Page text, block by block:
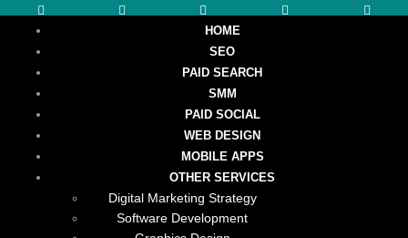
HOME
SEO
PAID SEARCH
SMM
PAID SOCIAL
WEB DESIGN
MOBILE APPS
OTHER SERVICES
Digital Marketing Strategy
Software Development